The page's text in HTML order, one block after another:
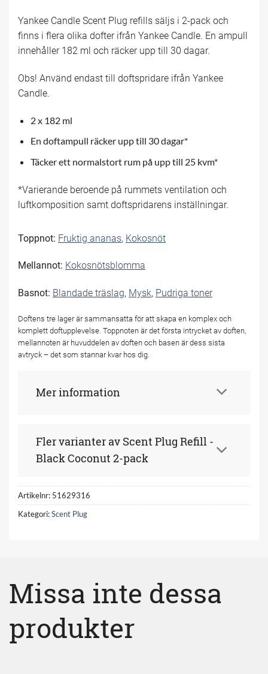
Yankee Candle Scent Plug refills säljs i 2-pack och
finns i flera olika dofter ifrån Yankee Candle. En ampull
innehåller 182 ml och räcker upp till 30 dagar.
Obs! Använd endast till doftspridare ifrån Yankee
Candle.
2 x 182 ml
En doftampull räcker upp till 30 dagar*
Täcker ett normalstort rum på upp till 25 kvm*
*Varierande beroende på rummets ventilation och
luftkomposition samt doftspridarens inställningar.
Toppnot: Fruktig ananas, Kokosnöt
Mellannot: Kokosnötsblomma
Basnot: Blandade träslag, Mysk, Pudriga toner
Doftens tre lager är sammansatta för att skapa en komplex och
komplett doftupplevelse. Toppnoten är det första intrycket av doften,
mellannoten är huvuddelen av doften och basen är dess sista
avtryck – det som stannar kvar hos dig.
Mer information
Fler varianter av Scent Plug Refill -
Black Coconut 2-pack
Artikelnr: 51629316
Kategori:Scent Plug
Missa inte dessa
produkter